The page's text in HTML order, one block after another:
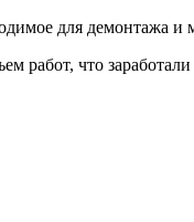
для демонтажа и
работ, что